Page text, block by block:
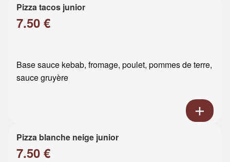
Pizza tacos junior
7.50 €
Base sauce kebab, fromage, poulet, pommes de terre,
sauce gruyère
Pizza blanche neige junior
7.50 €